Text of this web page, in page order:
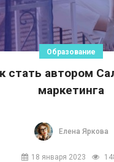
Образование
стать автором
маркетинга
Елена Яркова
18 января 2023